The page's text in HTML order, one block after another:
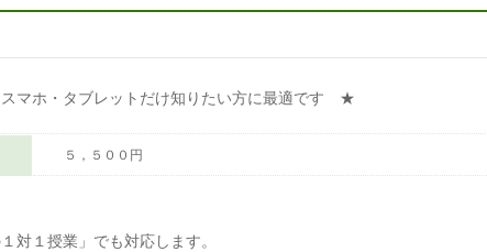
マホ・タブレットだけ知りたい方に最適です ★
５，５００円
対１授業」でも対応します。